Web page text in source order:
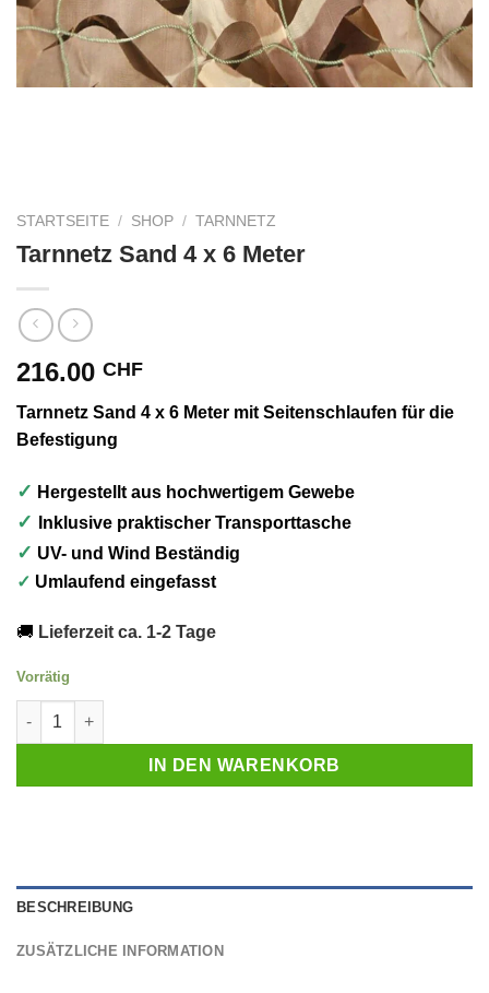
STARTSEITE / SHOP / TARNNETZ
Tarnnetz Sand 4 x 6 Meter
216.00 CHF
Tarnnetz Sand 4 x 6 Meter mit Seitenschlaufen für die
Befestigung
✓ Hergestellt aus hochwertigem Gewebe
✓ Inklusive praktischer Transporttasche
✓ UV- und Wind Beständig
✓ Umlaufend eingefasst
🚚 Lieferzeit ca. 1-2 Tage
Vorrätig
Tarnnetz Sand 4 x 6 Meter Menge
IN DEN WARENKORB
BESCHREIBUNG
ZUSÄTZLICHE INFORMATION